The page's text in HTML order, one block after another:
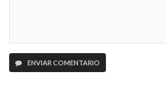
ENVIAR COMENTARIO